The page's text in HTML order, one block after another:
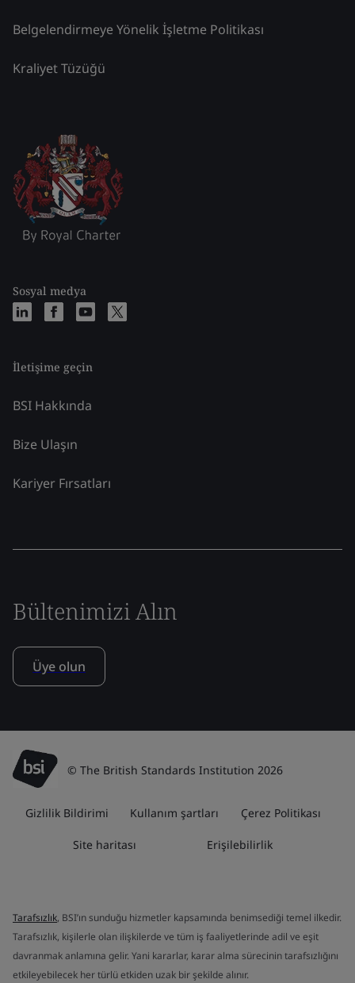
Belgelendirmeye Yönelik İşletme Politikası
Kraliyet Tüzüğü
Sosyal medya
İletişime geçin
BSI Hakkında
Bize Ulaşın
Kariyer Fırsatları
Bültenimizi Alın
Üye olun
© The British Standards Institution 2026
Gizlilik Bildirimi Kullanım şartları Çerez Politikası
Site haritası Erişilebilirlik
Tarafsızlık, BSI’ın sunduğu hizmetler kapsamında benimsediği temel ilkedir.
Tarafsızlık, kişilerle olan ilişkilerde ve tüm iş faaliyetlerinde adil ve eşit
davranmak anlamına gelir. Yani kararlar, karar alma sürecinin tarafsızlığını
etkileyebilecek her türlü etkiden uzak bir şekilde alınır.